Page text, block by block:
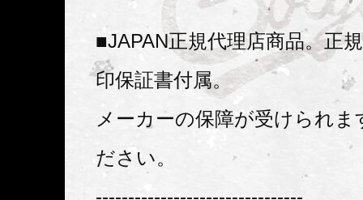
■JAPAN正規代理店商品。正
印保証書付属。
メーカーの保障が受けられま
ださい。